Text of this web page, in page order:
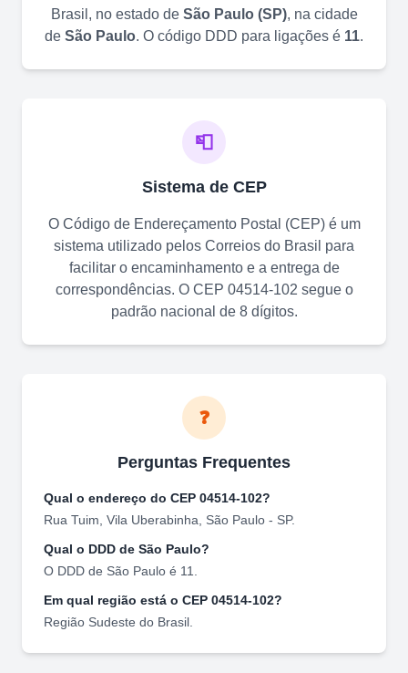
Brasil, no estado de São Paulo(SP), na cidade
de São Paulo. O código DDD para ligações é 11.
📮
Sistema de CEP
O Código de Endereçamento Postal (CEP) é um
sistema utilizado pelos Correios do Brasil para
facilitar o encaminhamento e a entrega de
correspondências. O CEP 04514-102 segue o
padrão nacional de 8 dígitos.
❓
Perguntas Frequentes
Qual o endereço do CEP 04514-102?
Rua Tuim Vila Uberabinha São Paulo - SP.
Qual o DDD de São Paulo?
O DDD de São Paulo é 11
Em qual região está o CEP 04514-102?
Região Sudeste do Brasil.